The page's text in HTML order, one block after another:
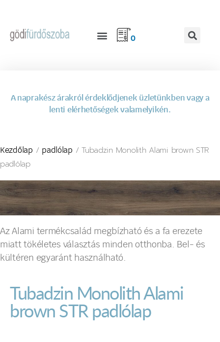
0
A naprakész árakról érdeklődjenek üzletünkben vagy a
lenti elérhetőségek valamelyikén.
Kezdőlap / padlólap / Tubadzin Monolith Alami brown STR
padlólap
Az Alami termékcsalád megbízható és a fa erezete
miatt tökéletes választás minden otthonba. Bel- és
kültéren egyaránt használható.
Tubadzin Monolith Alami
brown STR padlólap